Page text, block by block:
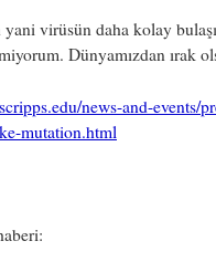
virüsün daha kolay
Dünyamızdan ırak
news-and-events/
mutation.html